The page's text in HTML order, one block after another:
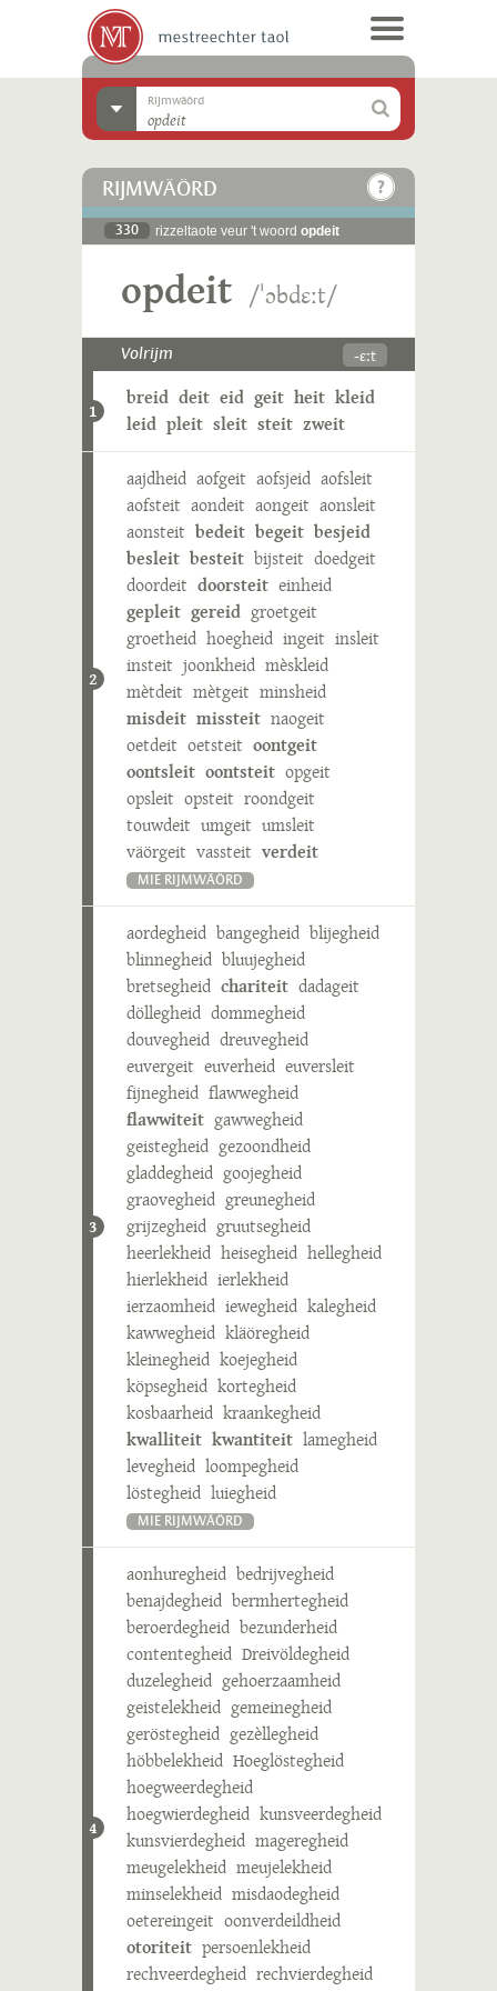
Rijmwäörd
RIJMWÄÖRD
330 rizzeltaote veur 't woord opdeit
opdeit /ˈɔbdɛːt/
Volrijm -ɛːt
1
breid deit eid geit heit kleid
leid pleit sleit steit zweit
2
aajdheid aofgeit aofsjeid aofsleit
aofsteit aondeit aongeit aonsleit
aonsteit bedeit begeit besjeid
besleit besteit bijsteit doedgeit
doordeit doorsteit einheid
gepleit gereid groetgeit
groetheid hoegheid ingeit insleit
insteit joonkheid mèskleid
mètdeit mètgeit minsheid
misdeit missteit naogeit
oetdeit oetsteit oontgeit
oontsleit oontsteit opgeit
opsleit opsteit roondgeit
touwdeit umgeit umsleit
väörgeit vassteit verdeit
MIE RIJMWÄÖRD
3
aordegheid bangegheid blijegheid
blinnegheid bluujegheid
bretsegheid chariteit dadageit
döllegheid dommegheid
douvegheid dreuvegheid
euvergeit euverheid euversleit
fijnegheid flawwegheid
flawwiteit gawwegheid
geistegheid gezoondheid
gladdegheid goojegheid
graovegheid greunegheid
grijzegheid gruutsegheid
heerlekheid heisegheid hellegheid
hierlekheid ierlekheid
ierzaomheid iewegheid kalegheid
kawwegheid kläöregheid
kleinegheid koejegheid
köpsegheid kortegheid
kosbaarheid kraankegheid
kwalliteit kwantiteit lamegheid
levegheid loompegheid
löstegheid luiegheid
MIE RIJMWÄÖRD
4
aonhuregheid bedrijvegheid
benajdegheid bermhertegheid
beroerdegheid bezunderheid
contentegheid Dreivöldegheid
duzelegheid gehoerzaamheid
geistelekheid gemeinegheid
geröstegheid gezèllegheid
höbbelekheid Hoeglöstegheid
hoegweerdegheid
hoegwierdegheid kunsveerdegheid
kunsvierdegheid mageregheid
meugelekheid meujelekheid
minselekheid misdaodegheid
oetereingeit oonverdeildheid
otoriteit persoenlekheid
rechveerdegheid rechvierdegheid